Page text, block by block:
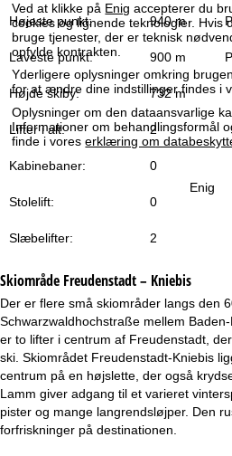
Ved at klikke på Enig accepterer du
cookies og lignende teknologier. Hvis
bruge tjenester, der er teknisk
opfylde kontrakten.
Yderligere oplysninger omkring
for at ændre dine indstillinger findes i
Oplysninger om den dataansvarlige
Informationer om behandlingsformål
finde i voreserklæring om
Enig
t
s
i
d
Højeste punkt: 940 m
Laveste punkt: 900 m
Højde skiby: 732 m
Lifter i alt: 2
Kabinebaner: 0
Stolelift: 0
Slæbelifter: 2
Skiområde Freudenstadt – Kniebis
Der er flere små skiområder langs den
Schwarzwaldhochstraße mellem
er to lifter i centrum af Freudenstadt,
ski. Skiområdet Freudenstadt-Kniebis
centrum på en højslette, der også
Lamm giver adgang til et varieret
pister og mange langrendsløjper. Den
forfriskninger på destinationen.